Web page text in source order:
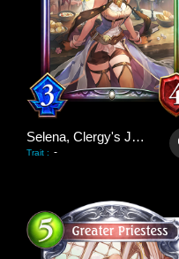
Selena, Clergy's Judgment
Trait : -